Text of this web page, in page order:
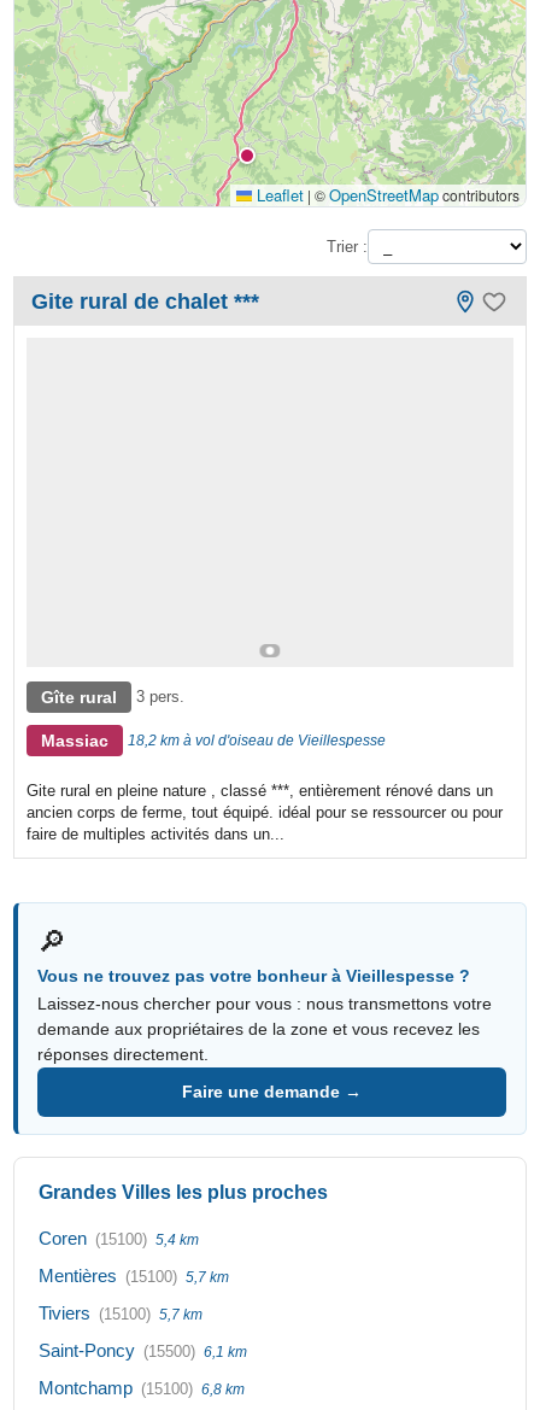
Leaflet | ©OpenStreetMapcontributors
Trier :
Gite rural de chalet ***
Gîte rural 3 pers.
Massiac 18,2 km à vol d'oiseau de Vieillespesse
Gite rural en pleine nature , classé ***, entièrement rénové dans un
ancien corps de ferme, tout équipé. idéal pour se ressourcer ou pour
faire de multiples activités dans un...
🔎
Vous ne trouvez pas votre bonheur à Vieillespesse ?
Laissez-nous chercher pour vous : nous transmettons votre
demande aux propriétaires de la zone et vous recevez les
réponses directement.
Faire une demande →
Grandes Villes les plus proches
Coren (15100) 5,4 km
Mentières (15100) 5,7 km
Tiviers (15100) 5,7 km
Saint-Poncy (15500) 6,1 km
Montchamp (15100) 6,8 km